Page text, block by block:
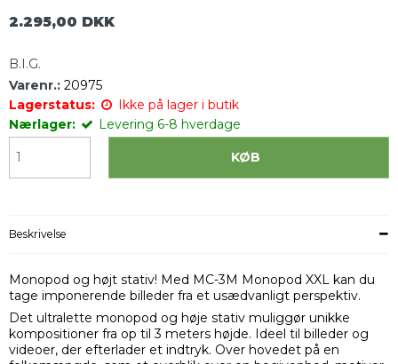
2.295,00 DKK
B.I.G.
Varenr.: 20975
Lagerstatus:
Ikke på lager i butik
Nærlager:
Levering 6-8 hverdage
KØB
Beskrivelse
Monopod og højt stativ! Med MC-3M Monopod XXL kan du
tage imponerende billeder fra et usædvanligt perspektiv.
Det ultralette monopod og høje stativ muliggør unikke
kompositioner fra op til 3 meters højde. Ideel til billeder og
videoer, der efterlader et indtryk. Over hovedet på en